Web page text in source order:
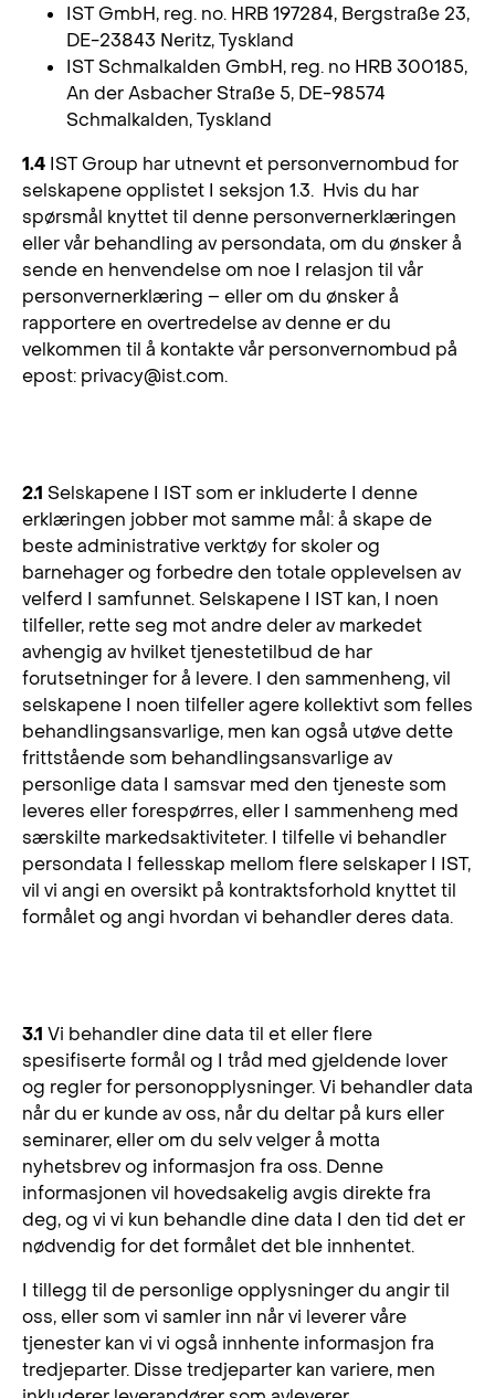
IST GmbH, reg. no. HRB 197284, Bergstraße 23,
DE-23843 Neritz, Tyskland
IST Schmalkalden GmbH, reg. no HRB 300185,
An der Asbacher Straße 5, DE-98574
Schmalkalden, Tyskland
1.4 IST Group har utnevnt et personvernombud for
selskapene opplistet I seksjon 1.3. Hvis du har
spørsmål knyttet til denne personvernerklæringen
eller vår behandling av persondata, om du ønsker å
sende en henvendelse om noe I relasjon til vår
personvernerklæring – eller om du ønsker å
rapportere en overtredelse av denne er du
velkommen til å kontakte vår personvernombud på
epost: privacy@ist.com.
2.1 Selskapene I IST som er inkluderte I denne
erklæringen jobber mot samme mål: å skape de
beste administrative verktøy for skoler og
barnehager og forbedre den totale opplevelsen av
velferd I samfunnet. Selskapene I IST kan, I noen
tilfeller, rette seg mot andre deler av markedet
avhengig av hvilket tjenestetilbud de har
forutsetninger for å levere. I den sammenheng, vil
selskapene I noen tilfeller agere kollektivt som felles
behandlingsansvarlige, men kan også utøve dette
frittstående som behandlingsansvarlige av
personlige data I samsvar med den tjeneste som
leveres eller forespørres, eller I sammenheng med
særskilte markedsaktiviteter. I tilfelle vi behandler
persondata I fellesskap mellom flere selskaper I IST,
vil vi angi en oversikt på kontraktsforhold knyttet til
formålet og angi hvordan vi behandler deres data.
3.1 Vi behandler dine data til et eller flere
spesifiserte formål og I tråd med gjeldende lover
og regler for personopplysninger. Vi behandler data
når du er kunde av oss, når du deltar på kurs eller
seminarer, eller om du selv velger å motta
nyhetsbrev og informasjon fra oss. Denne
informasjonen vil hovedsakelig avgis direkte fra
deg, og vi vi kun behandle dine data I den tid det er
nødvendig for det formålet det ble innhentet.
I tillegg til de personlige opplysninger du angir til
oss, eller som vi samler inn når vi leverer våre
tjenester kan vi vi også innhente informasjon fra
tredjeparter. Disse tredjeparter kan variere, men